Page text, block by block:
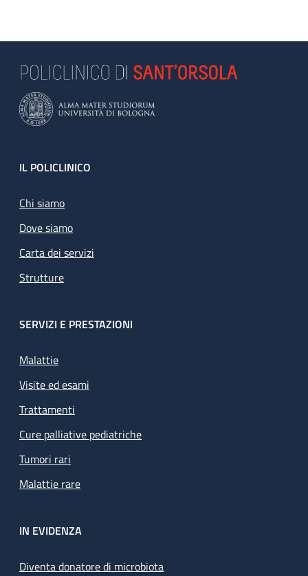
Footer
IL POLICLINICO
Chi siamo
Dove siamo
Carta dei servizi
Strutture
SERVIZI E PRESTAZIONI
Malattie
Visite ed esami
Trattamenti
Cure palliative pediatriche
Tumori rari
Malattie rare
IN EVIDENZA
Diventa donatore di microbiota